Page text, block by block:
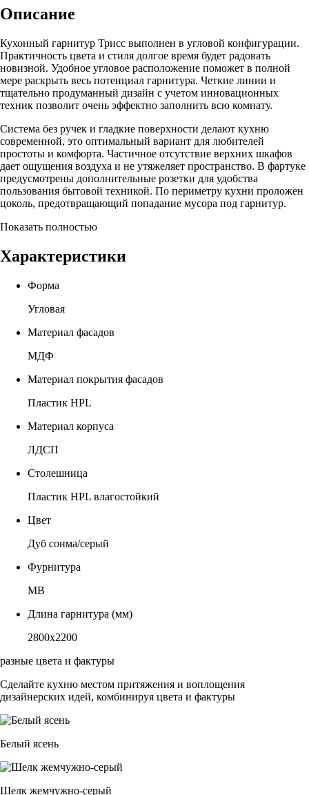
Описание
Кухонный гарнитур Трисс выполнен в угловой конфигурации.
Практичность цвета и стиля долгое время будет радовать
новизной. Удобное угловое расположение поможет в полной
мере раскрыть весь потенциал гарнитура. Четкие линии и
тщательно продуманный дизайн с учетом инновационных
техник позволит очень эффектно заполнить всю комнату.
Система без ручек и гладкие поверхности делают кухню
современной, это оптимальный вариант для любителей
простоты и комфорта. Частичное отсутствие верхних шкафов
дает ощущения воздуха и не утяжеляет пространство. В фартуке
предусмотрены дополнительные розетки для удобства
пользования бытовой техникой. По периметру кухни проложен
цоколь, предотвращающий попадание мусора под гарнитур.
Показать полностью
Характеристики
Форма
Угловая
Материал фасадов
МДФ
Материал покрытия фасадов
Пластик HPL
Материал корпуса
ЛДСП
Столешница
Пластик HPL влагостойкий
Цвет
Дуб сонма/серый
Фурнитура
МВ
Длина гарнитура (мм)
2800х2200
разные цвета и фактуры
Сделайте кухню местом притяжения и воплощения
дизайнерских идей, комбинируя цвета и фактуры
Белый ясень
Шелк жемчужно-серый